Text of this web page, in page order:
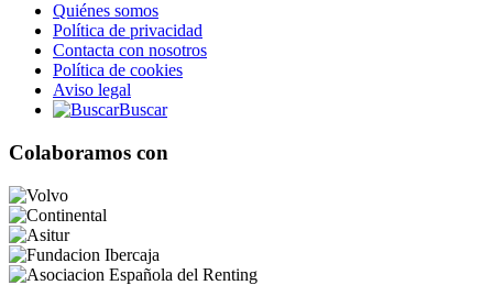
Quiénes somos
Política de privacidad
Contacta con nosotros
Política de cookies
Aviso legal
Buscar
Colaboramos con